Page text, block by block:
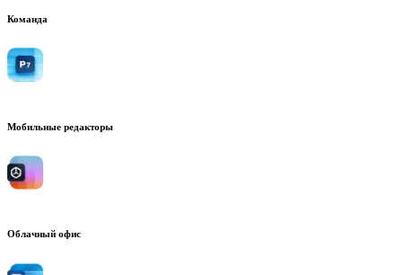
Команда
Мобильные редакторы
Облачный офис